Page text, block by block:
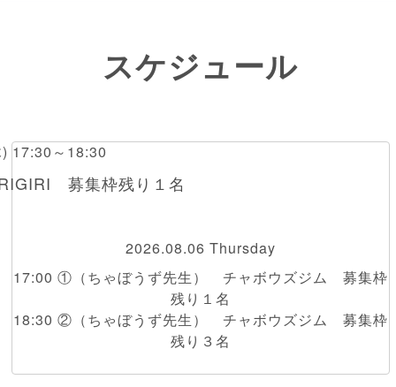
スケジュール
17:30～18:30
募集枠残り１名
2026.08.06 Thursday
17:00 ①（ちゃぼうず先生） チャボウズジム 募集枠
残り１名
18:30 ②（ちゃぼうず先生） チャボウズジム 募集枠
残り３名